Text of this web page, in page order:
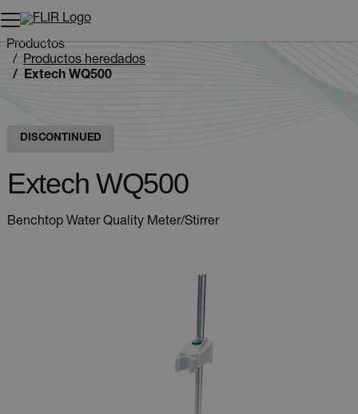
Productos
Productos heredados
Extech WQ500
DISCONTINUED
Extech WQ500
Benchtop Water Quality Meter/Stirrer